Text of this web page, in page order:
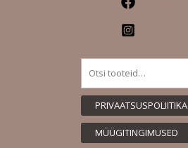
PRIVAATSUSPOLIITIKA
MÜÜGITINGIMUSED